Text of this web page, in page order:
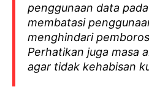
penggunaan data
membatasi
menghindari
Perhatikan juga masa
agar tidak kehabisan